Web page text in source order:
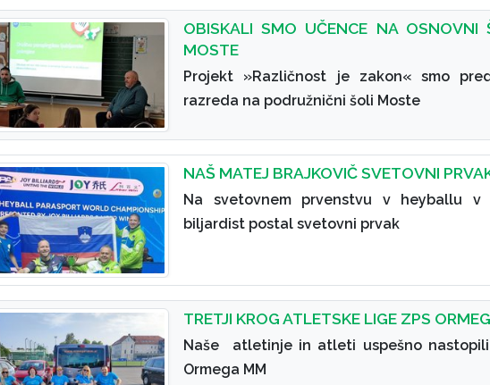
OBISKALI SMO UČENCE NA OSNOVNI
MOSTE
Projekt »Različnost je zakon« smo
razreda na podružnični šoli Moste
NAŠ MATEJ BRAJKOVIČ SVETOVNI
Na svetovnem prvenstvu v heyballu v
biljardist postal svetovni prvak
TRETJI KROG ATLETSKE LIGE ZPS
Naše atletinje in atleti uspešno
Ormega MM